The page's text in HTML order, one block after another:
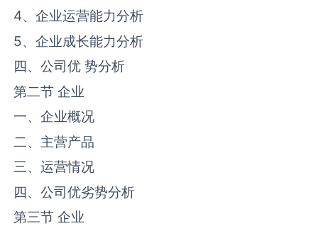
4、企业运营能力分析
5、企业成长能力分析
四、公司优 势分析
第二节 企业
一、企业概况
二、主营产品
三、运营情况
四、公司优劣势分析
第三节 企业